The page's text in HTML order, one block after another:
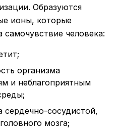
Образуются
ионы, которые
человека:
организма
и неблагоприятным
сердечно-сосудистой,
мозга;